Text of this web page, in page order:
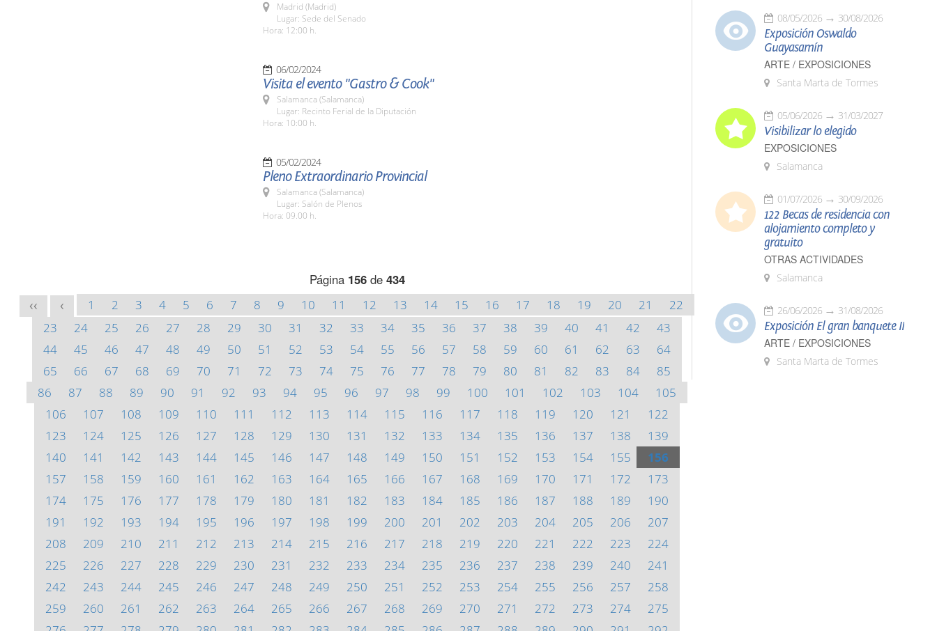
Madrid (Madrid)
Lugar: Sede del Senado
Hora: 12:00 h.
06/02/2024
Visita el evento "Gastro & Cook"
Salamanca (Salamanca)
Lugar: Recinto Ferial de la Diputación
Hora: 10:00 h.
05/02/2024
Pleno Extraordinario Provincial
Salamanca (Salamanca)
Lugar: Salón de Plenos
Hora: 09.00 h.
Página 156de 434
<< < 1 2 3 4 5 6 7 8 9 10 11 12 13 14 15 16 17 18 19 20 21
22
23
24 25 26 27 28 29 30 31 32 33 34 35 36 37 38 39 40 41 42
43
44
45 46 47 48 49 50 51 52 53 54 55 56 57 58 59 60 61 62 63
64
65
66 67 68 69 70 71 72 73 74 75 76 77 78 79 80 81 82 83 84
85
86
87 88 89 90 91 92 93 94 95 96 97 98 99 100 101 102 103 104
105
106
107 108 109 110 111 112 113 114 115 116 117 118 119 120 121
122
123
124 125 126 127 128 129 130 131 132 133 134 135 136 137 138
139
140
141 142 143 144 145 146 147 148 149 150 151 152 153 154 155
156
157
158 159 160 161 162 163 164 165 166 167 168 169 170 171 172
173
174
175 176 177 178 179 180 181 182 183 184 185 186 187 188 189
190
191
192 193 194 195 196 197 198 199 200 201 202 203 204 205 206
207
208
209 210 211 212 213 214 215 216 217 218 219 220 221 222 223
224
225
226 227 228 229 230 231 232 233 234 235 236 237 238 239 240
241
242
243 244 245 246 247 248 249 250 251 252 253 254 255 256 257
258
259
260 261 262 263 264 265 266 267 268 269 270 271 272 273 274
275
08/05/2026 30/08/2026
Exposición Oswaldo
Guayasamín
ARTE / EXPOSICIONES
Santa Marta de Tormes
05/06/2026 31/03/2027
Visibilizar lo elegido
EXPOSICIONES
Salamanca
01/07/2026 30/09/2026
122 Becas de residencia con
alojamiento completo y
gratuito
OTRAS ACTIVIDADES
Salamanca
26/06/2026 31/08/2026
Exposición El gran banquete II
ARTE / EXPOSICIONES
Santa Marta de Tormes